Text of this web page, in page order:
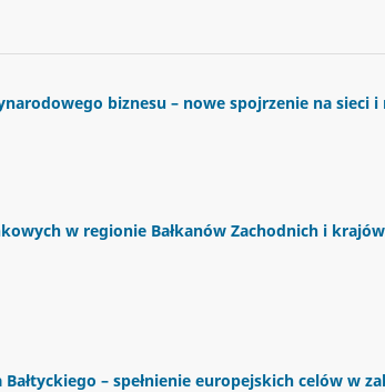
biznesu – nowe spojrzenie na sieci
w regionie Bałkanów Zachodnich i
– spełnienie europejskich celów w